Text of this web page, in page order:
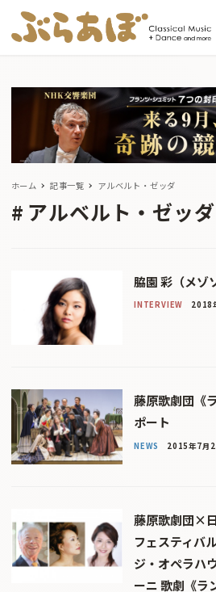
ホーム 記事一覧 アルベルト・ゼッダ
アルベルト・ゼッダ
脇園 彩（メゾ
INTERVIEW 2018
藤原歌劇団《
ポート
NEWS 2015年7月2
藤原歌劇団×
フェスティバ
ジ・オペラハ
ーニ 歌劇《ラ